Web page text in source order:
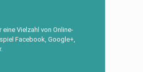
Vielzahl von Online-
Facebook, Google+,